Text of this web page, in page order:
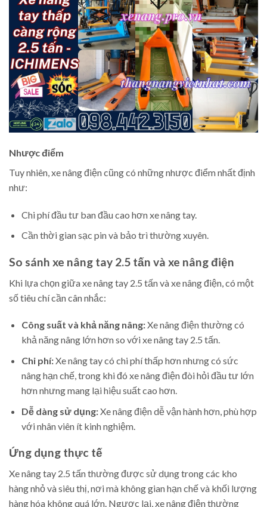
Nhược điểm
Tuy nhiên, xe nâng điện cũng có những nhược điểm nhất định
như:
Chi phí đầu tư ban đầu cao hơn xe nâng tay.
Cần thời gian sạc pin và bảo trì thường xuyên.
So sánh xe nâng tay 2.5 tấn và xe nâng điện
Khi lựa chọn giữa xe nâng tay 2.5 tấn và xe nâng điện, có một
số tiêu chí cần cân nhắc:
Công suất và khả năng nâng:Xe nâng điện thường có
khả năng nâng lớn hơn so với xe nâng tay 2.5 tấn.
Chi phí:Xe nâng tay có chi phí thấp hơn nhưng có sức
nâng hạn chế, trong khi đó xe nâng điện đòi hỏi đầu tư lớn
hơn nhưng mang lại hiệu suất cao hơn.
Dễ dàng sử dụng:Xe nâng điện dễ vận hành hơn, phù hợp
với nhân viên ít kinh nghiệm.
Ứng dụng thực tế
Xe nâng tay 2.5 tấn thường được sử dụng trong các kho
hàng nhỏ và siêu thị, nơi mà không gian hạn chế và khối lượng
hàng hóa không quá lớn. Ngược lại, xe nâng điện thường